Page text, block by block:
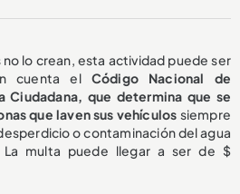
no lo crean, esta actividad puede ser
cuenta el Código Nacional de
Ciudadana, que determina que se
que laven sus vehículos siempre
o contaminación del agua
La multa puede llegar a ser de $